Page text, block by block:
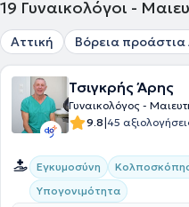
19 Γυναικολόγοι -
Αττική Βόρεια
Τσιγκρής Άρης
Γυναικολόγος -
9.8|45
Εγκυμοσύνη
Υπογονιμότητα